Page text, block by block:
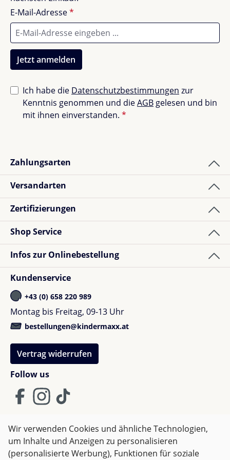
E-Mail-Adresse*
Jetzt anmelden
Ich habe die Datenschutzbestimmungen zur
Kenntnis genommen und dieAGB gelesen und bin
mit ihnen einverstanden. *
Zahlungsarten
Versandarten
Zertifizierungen
Follow us
Shop Service
Infos zur Onlinebestellung
Kundenservice
+43 (0) 658 220 989
Montag bis Freitag, 09-13 Uhr
bestellungen@kindermaxx.at
Vertrag widerrufen
AGB Impressum
Datenschutz
Wir verwenden Cookies und ähnliche Technologien,
um Inhalte und Anzeigen zu personalisieren
(personalisierte Werbung), Funktionen für soziale